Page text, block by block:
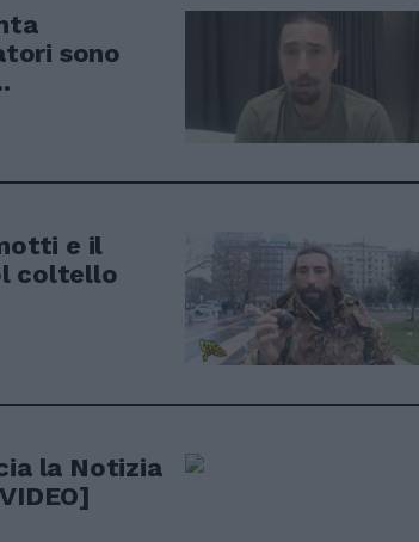
sono
e il
coltello
la Notizia